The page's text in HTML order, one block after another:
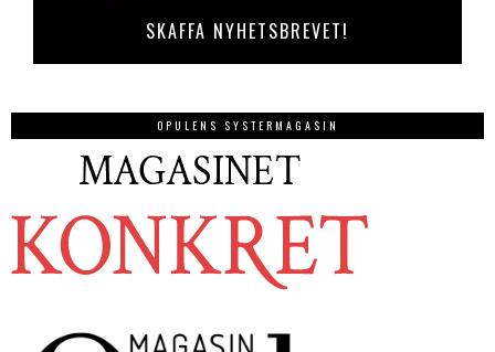
OPULENS SYSTERMAGASIN